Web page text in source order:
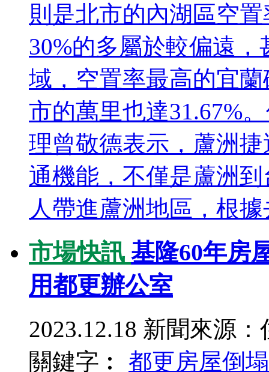
則是北市的內湖區空
30%的多屬於較偏遠
域，空置率最高的宜
市的萬里也達31.67%
理曾敬德表示，蘆洲
通機能，不僅是蘆洲
人帶進蘆洲地區，根
市場快訊 基隆60年房
用都更辦公室
2023.12.18 新聞來源：
關鍵字︰ 都更房屋倒塌